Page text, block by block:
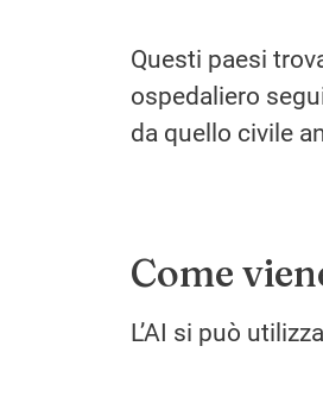
Questi paesi
ospedaliero
da quello civile
Come
L’AI si può